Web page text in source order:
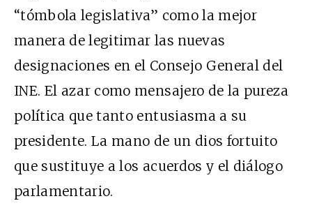
“tómbola legislativa” como la mejor
manera de legitimar las nuevas
designaciones en el Consejo General del
INE. El azar como mensajero de la pureza
política que tanto entusiasma a su
presidente. La mano de un dios fortuito
que sustituye a los acuerdos y el diálogo
parlamentario.